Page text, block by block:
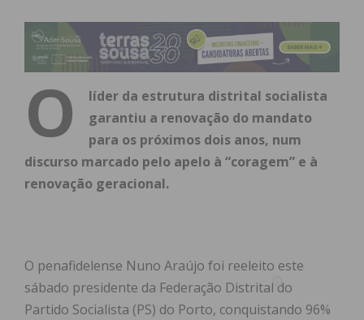
O
líder da estrutura distrital socialista
garantiu a renovação do mandato
para os próximos dois anos, num
discurso marcado pelo apelo à “coragem” e à
renovação geracional.
O penafidelense Nuno Araújo foi reeleito este
sábado presidente da Federação Distrital do
Partido Socialista (PS) do Porto, conquistando 96%